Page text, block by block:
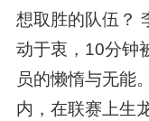
想取胜的队伍？
动于衷，10分钟
员的懒惰与无能
内，在联赛上生